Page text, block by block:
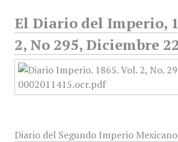
El Diario del Imperio,
2, No 295, Diciembre 22
Diario del Segundo Imperio